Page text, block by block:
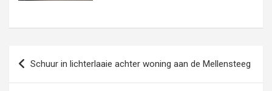
Bericht
navigatie
Schuur in lichterlaaie achter woning aan de Mellensteeg